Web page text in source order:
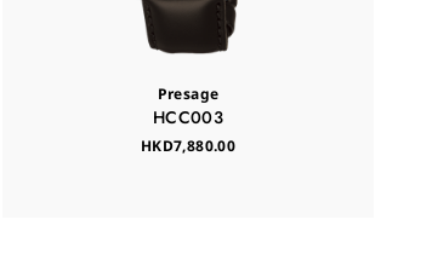
Presage
HCC003
HKD7,880.00